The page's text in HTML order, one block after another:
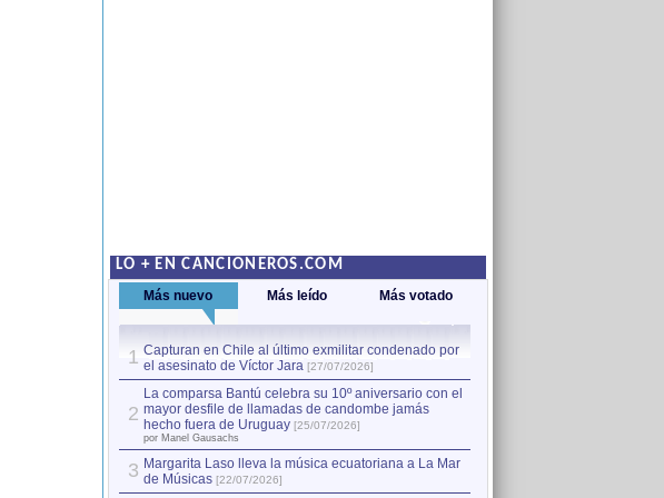
LO + EN CANCIONEROS.COM
Más nuevo Más leído Más votado
1 Capturan en Chile al último exmilitar condenado por
el asesinato de Víctor Jara [27/07/2026]
2
La comparsa Bantú celebra su 10º aniversario con el
mayor desfile de llamadas de candombe jamás
hecho fuera de Uruguay [25/07/2026]
por Manel Gausachs
3 Margarita Laso lleva la música ecuatoriana a La Mar
de Músicas [22/07/2026]